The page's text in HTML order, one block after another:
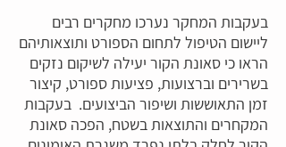
בעקבות המחקר נערכו מחקרים רבים
ליישום הטיפול לתחום הספורט ותוצאותיהם
הראו כי סאונת הקור יעילה לשיקום נזקים
בשרירים וברצועות, פציעות ספורט, קיצור
זמן התאוששות ושיפור הביצועים. בעקבות
המקחרים והתוצאות בשטח, הפכה סאונת